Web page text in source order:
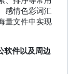
感情色彩词汇
量文件中实现
软件以及周边